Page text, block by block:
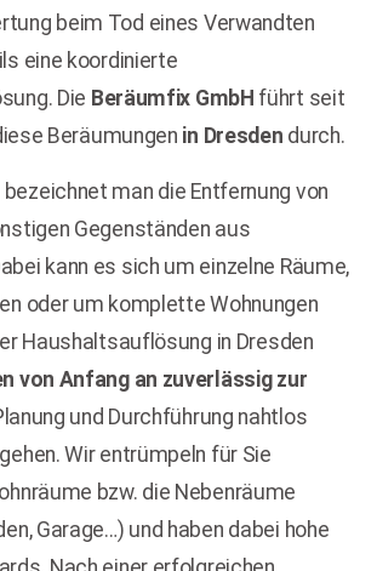
beim Tod eines Verwandten
eine koordinierte
Die Beräumfix GmbH führt seit
Beräumungen in Dresden durch.
man die Entfernung von
Gegenständen aus
kann es sich um einzelne Räume,
oder um komplette Wohnungen
Haushaltsauflösung in Dresden
von Anfang an zuverlässig zur
und Durchführung nahtlos
Wir entrümpeln für Sie
bzw. die Nebenräume
Garage…) und haben dabei hohe